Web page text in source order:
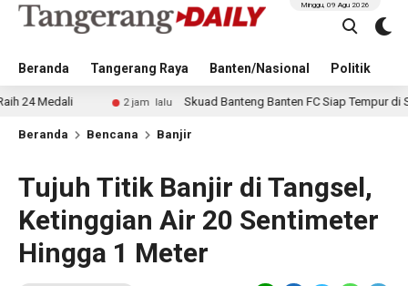
Beranda Tangerang Raya Banten/Nasional Politik
Minggu, 09 Agu 2026
2 jam lalu Skuad Banteng Banten FC Siap Tempur di Soekarno
Beranda Bencana Banjir
Tujuh Titik Banjir di Tangsel,
Ketinggian Air 20 Sentimeter
Hingga 1 Meter